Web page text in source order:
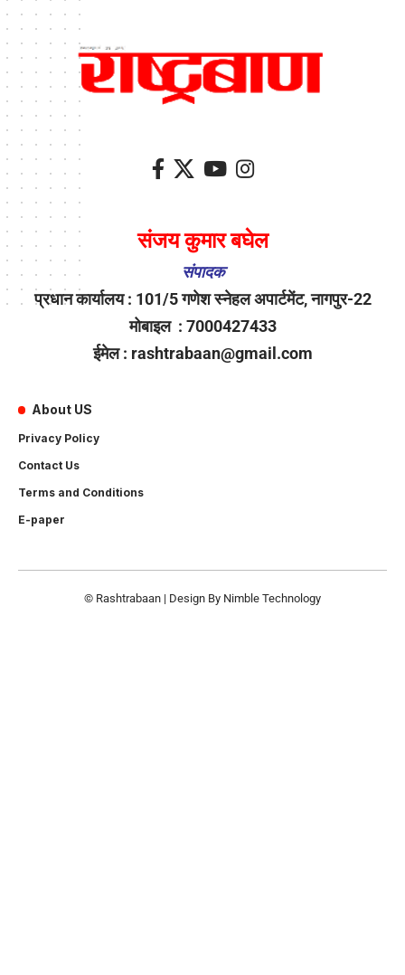
संजय कुमार बघेल
संपादक
प्रधान कार्यालय : 101/5 गणेश स्नेहल अपार्टमेंट, नागपुर-22
मोबाइल : 7000427433
ईमेल : rashtrabaan@gmail.com
About US
Privacy Policy
Contact Us
Terms and Conditions
E-paper
© Rashtrabaan | Design By Nimble Technology